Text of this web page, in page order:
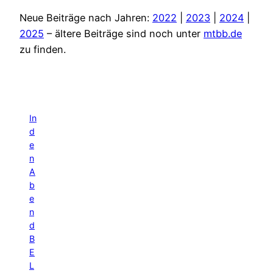
Neue Beiträge nach Jahren: 2022 2023 2024
2025 – ältere Beiträge sind noch unter mtbb.de
zu finden.
In
d
e
n
A
b
e
n
d
B
E
L